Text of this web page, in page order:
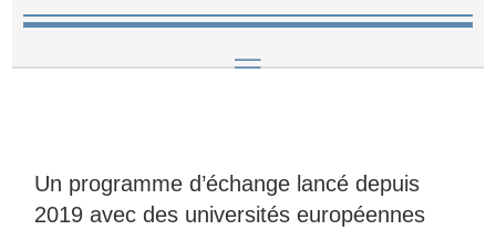
Un programme d’échange lancé depuis
2019 avec des universités européennes